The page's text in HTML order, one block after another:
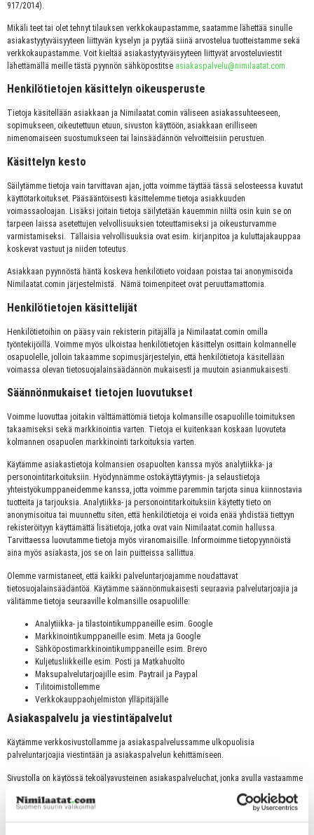
917/2014).
Mikäli teet tai olet tehnyt tilauksen verkkokaupastamme, saatamme lähettää sinulle
asiakastyytyväisyyteen liittyvän kyselyn ja pyytää siinä arvostelua tuotteistamme sekä
verkkokaupastamme. Voit kieltää asiakastyytyväisyyteen liittyvät arvosteluviestit
lähettämällä meille tästä pyynnön sähköpostitse asiakaspalvelu@nimilaatat.com.
Henkilötietojen käsittelyn oikeusperuste
Tietoja käsitellään asiakkaan ja Nimilaatat.comin väliseen asiakassuhteeseen,
sopimukseen, oikeutettuun etuun, sivuston käyttöön, asiakkaan erilliseen
nimenomaiseen suostumukseen tai lainsäädännön velvoitteisiin perustuen.
Käsittelyn kesto
Säilytämme tietoja vain tarvittavan ajan, jotta voimme täyttää tässä selosteessa kuvatut
käyttötarkoitukset. Pääsääntöisesti käsittelemme tietoja asiakkuuden
voimassaoloajan. Lisäksi joitain tietoja säilytetään kauemmin niiltä osin kuin se on
tarpeen laissa asetettujen velvollisuuksien toteuttamiseksi ja oikeusturvamme
varmistamiseksi. Tällaisia velvollisuuksia ovat esim. kirjanpitoa ja kuluttajakauppaa
koskevat vastuut ja niiden toteutus.
Asiakkaan pyynnöstä häntä koskeva henkilötieto voidaan poistaa tai anonymisoida
Nimilaatat.comin järjestelmistä. Nämä toimenpiteet ovat peruuttamattomia.
Henkilötietojen käsittelijät
Henkilötietoihin on pääsy vain rekisterin pitäjällä ja Nimilaatat.comin omilla
työntekijöillä. Voimme myös ulkoistaa henkilötietojen käsittelyn osittain kolmannelle
osapuolelle, jolloin takaamme sopimusjärjestelyin, että henkilötietoja käsitellään
voimassa olevan tietosuojalainsäädännön mukaisesti ja muutoin asianmukaisesti.
Säännönmukaiset tietojen luovutukset
Voimme luovuttaa joitakin välttämättömiä tietoja kolmansille osapuolille toimituksen
takaamiseksi sekä markkinointia varten. Tietoja ei kuitenkaan koskaan luovuteta
kolmannen osapuolen markkinointi tarkoituksia varten.
Käytämme asiakastietoja kolmansien osapuolten kanssa myös analytiikka- ja
personointitarkoituksiin. Hyödynnämme ostokäyttäytymis- ja selaustietoja
yhteistyökumppaneidemme kanssa, jotta voimme paremmin tarjota sinua kiinnostavia
tuotteita ja tarjouksia. Analytiikka- ja personointitarkoituksiin käytetty tieto on
anonymisoitua tai muunnettu siten, että henkilötietoja ei voida enää yhdistää tiettyyn
rekisteröityyn käyttämättä lisätietoja, jotka ovat vain Nimilaatat.comin hallussa.
Tarvittaessa luovutamme tietoja myös viranomaisille. Informoimme tietopyynnöistä
aina myös asiakasta, jos se on lain puitteissa sallittua.
Olemme varmistaneet, että kaikki palveluntarjoajamme noudattavat
tietosuojalainsäädäntöä. Käytämme säännönmukaisesti seuraavia palvelutarjoajia ja
välitämme tietoja seuraaville kolmansille osapuolille:
Analytiikka- ja tilastointikumppaneille esim. Google
Markkinointikumppaneille esim. Meta ja Google
Sähköpostimarkkinointikumppaneille esim. Brevo
Kuljetusliikkeille esim. Posti ja Matkahuolto
Maksupalvelutarjoajille esim. Paytrail ja Paypal
Tilitoimistollemme
Verkkokauppaohjelmiston ylläpitäjälle
Asiakaspalvelu ja viestintäpalvelut
Käytämme verkkosivustollamme ja asiakaspalvelussamme ulkopuolisia
palveluntarjoajia viestintään ja asiakaspalvelun kehittämiseen.
Sivustolla on käytössä tekoälyavusteinen asiakaspalveluchat, jonka avulla vastaamme
mahdollisia yhteystietoja, mikäli käyttäjä päättää ne vapaaehtoisesti antaa. Chatin